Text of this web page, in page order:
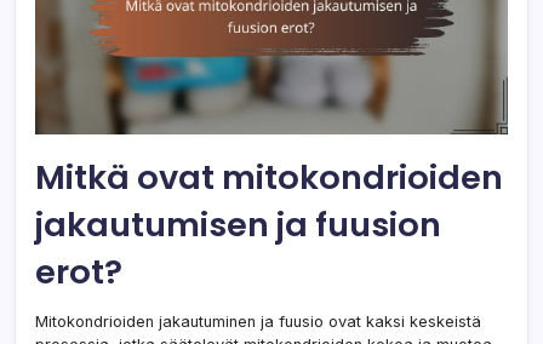
Mitkä ovat mitokondrioiden
jakautumisen ja fuusion
erot?
Mitokondrioiden jakautuminen ja fuusio ovat kaksi keskeistä